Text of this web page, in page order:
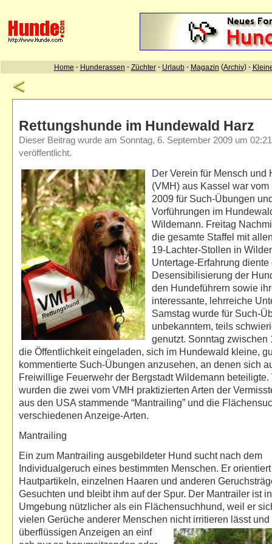
Rettungshunde im Hundewald Harz
Dieser Beitrag wurde am Sonntag, 6. September 2009 um
veröffentlicht.
Der Verein für Mensch und
(VMH) aus Kassel war vom
2009 für Such-Übungen
Vorführungen im
Wildemann. Freitag
die gesamte Staffel mit
19-Lachter-Stollen in
Untertage-Erfahrung diente
Desensibilisierung der
den Hundeführern sowie
interessante, lehrreiche
Samstag wurde für Such-
unbekanntem, teils
genutzt. Sonntag zwischen
die Öffentlichkeit eingeladen, sich im Hundewald kleine,
kommentierte Such-Übungen anzusehen, an denen sich
Freiwillige Feuerwehr der Bergstadt Wildemann beteiligte.
wurden die zwei vom VMH praktizierten Arten der
aus den USA stammende “Mantrailing” und die
verschiedenen Anzeige-Arten.
Mantrailing
Ein zum Mantrailing ausgebildeter Hund sucht nach dem
Individualgeruch eines bestimmten Menschen. Er
Hautpartikeln, einzelnen Haaren und anderen
Gesuchten und bleibt ihm auf der Spur. Der Mantrailer ist
Umgebung nützlicher als ein Flächensuchhund, weil er
vielen Gerüche anderer Menschen nicht irritieren lässt
überflüssigen Anzeigen an einf